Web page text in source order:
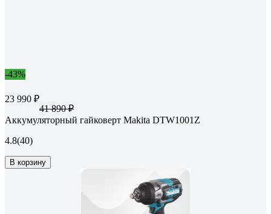
-43%
23 990 ₽
41 890 ₽
Аккумуляторный гайковерт Makita DTW1001Z
4.8(40)
В корзину